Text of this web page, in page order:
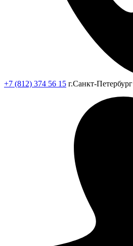
+7 (812) 374 56 15 г.Санкт-Петербург